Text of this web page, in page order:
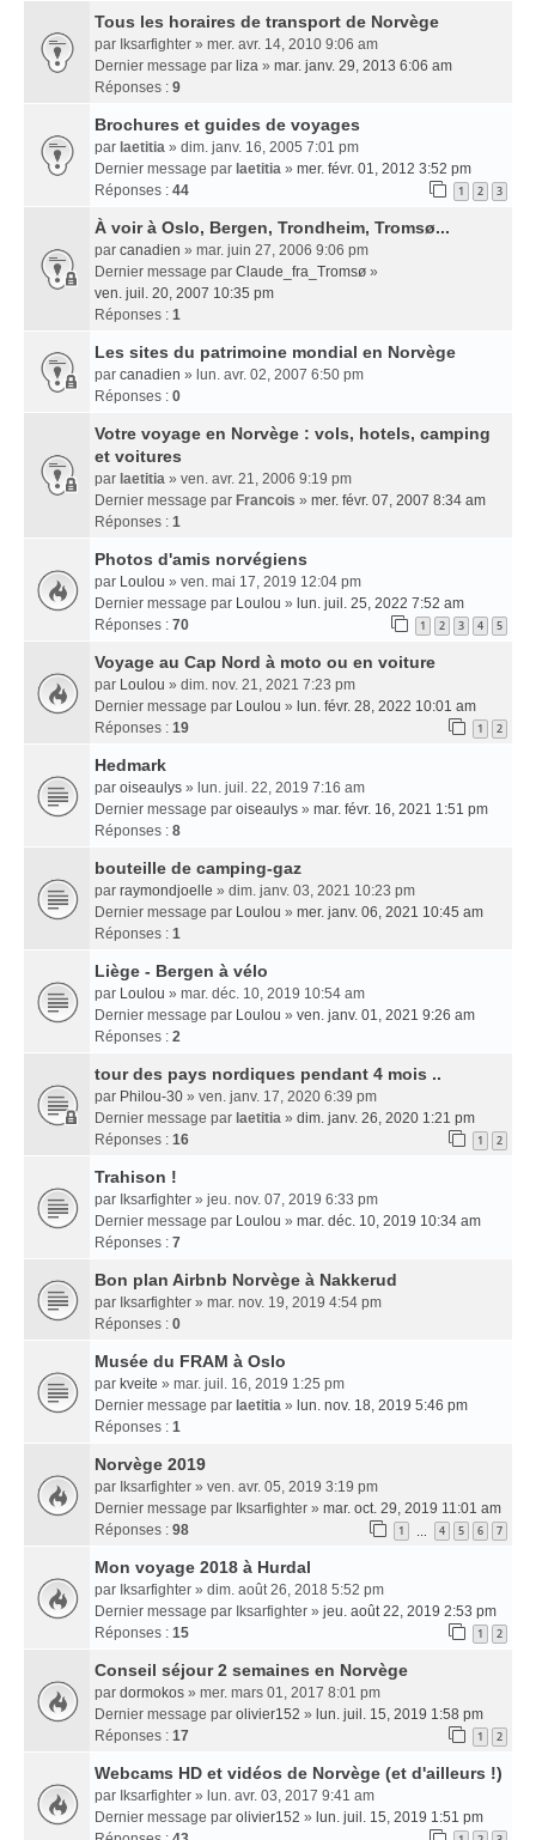
Tous les horaires de transport de Norvège
par Iksarfighter » mer. avr. 14, 2010 9:06 am
Dernier message par liza » mar. janv. 29, 2013 6:06 am
Réponses : 9
Brochures et guides de voyages
par laetitia » dim. janv. 16, 2005 7:01 pm
Dernier message par laetitia » mer. févr. 01, 2012 3:52 pm
Réponses : 44 1 2 3
À voir à Oslo, Bergen, Trondheim, Tromsø...
par canadien » mar. juin 27, 2006 9:06 pm
Dernier message par Claude_fra_Tromsø »
ven. juil. 20, 2007 10:35 pm
Réponses : 1
Les sites du patrimoine mondial en Norvège
par canadien » lun. avr. 02, 2007 6:50 pm
Réponses : 0
Votre voyage en Norvège : vols, hotels, camping
et voitures
par laetitia » ven. avr. 21, 2006 9:19 pm
Dernier message par Francois » mer. févr. 07, 2007 8:34 am
Réponses : 1
Photos d'amis norvégiens
par Loulou » ven. mai 17, 2019 12:04 pm
Dernier message par Loulou » lun. juil. 25, 2022 7:52 am
Réponses : 70 1 2 3 4 5
Voyage au Cap Nord à moto ou en voiture
par Loulou » dim. nov. 21, 2021 7:23 pm
Dernier message par Loulou » lun. févr. 28, 2022 10:01 am
Réponses : 19 1 2
Hedmark
par oiseaulys » lun. juil. 22, 2019 7:16 am
Dernier message par oiseaulys » mar. févr. 16, 2021 1:51 pm
Réponses : 8
bouteille de camping-gaz
par raymondjoelle » dim. janv. 03, 2021 10:23 pm
Dernier message par Loulou » mer. janv. 06, 2021 10:45 am
Réponses : 1
Liège - Bergen à vélo
par Loulou » mar. déc. 10, 2019 10:54 am
Dernier message par Loulou » ven. janv. 01, 2021 9:26 am
Réponses : 2
tour des pays nordiques pendant 4 mois ..
par Philou-30 » ven. janv. 17, 2020 6:39 pm
Dernier message par laetitia » dim. janv. 26, 2020 1:21 pm
Réponses : 16 1 2
Trahison !
par Iksarfighter » jeu. nov. 07, 2019 6:33 pm
Dernier message par Loulou » mar. déc. 10, 2019 10:34 am
Réponses : 7
Bon plan Airbnb Norvège à Nakkerud
par Iksarfighter » mar. nov. 19, 2019 4:54 pm
Réponses : 0
Musée du FRAM à Oslo
par kveite » mar. juil. 16, 2019 1:25 pm
Dernier message par laetitia » lun. nov. 18, 2019 5:46 pm
Réponses : 1
Norvège 2019
par Iksarfighter » ven. avr. 05, 2019 3:19 pm
Dernier message par Iksarfighter » mar. oct. 29, 2019 11:01 am
Réponses : 98 1 … 4 5 6 7
Mon voyage 2018 à Hurdal
par Iksarfighter » dim. août 26, 2018 5:52 pm
Dernier message par Iksarfighter » jeu. août 22, 2019 2:53 pm
Réponses : 15 1 2
Conseil séjour 2 semaines en Norvège
par dormokos » mer. mars 01, 2017 8:01 pm
Dernier message par olivier152 » lun. juil. 15, 2019 1:58 pm
Réponses : 17 1 2
Webcams HD et vidéos de Norvège (et d'ailleurs !)
par Iksarfighter » lun. avr. 03, 2017 9:41 am
Dernier message par olivier152 » lun. juil. 15, 2019 1:51 pm